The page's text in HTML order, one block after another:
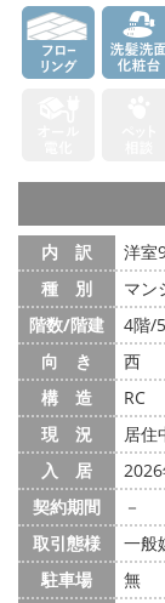
内 訳
洋室
種 別
マン
階数/階建
4階/
向 き
西
構 造
RC
現 況
居住
入 居
契約期間
－
取引態様
一般
駐車場
無